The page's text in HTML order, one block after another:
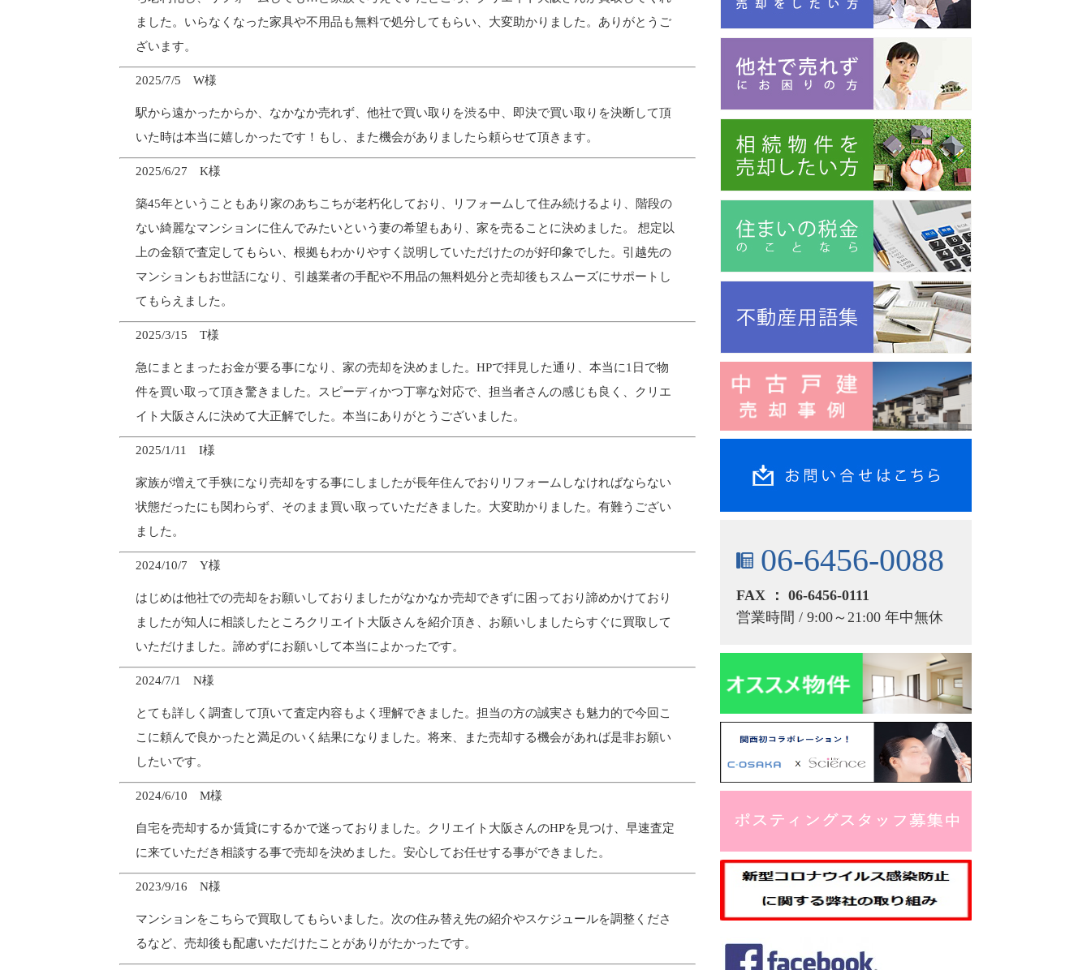
ました。いらなくなった家具や不用品も無料で処分してもらい、大変助かりました。ありがとうご
ざいます。
2025/7/5 W様
駅から遠かったからか、なかなか売れず、他社で買い取りを渋る中、即決で買い取りを決断して頂
いた時は本当に嬉しかったです！もし、また機会がありましたら頼らせて頂きます。
2025/6/27 K様
築45年ということもあり家のあちこちが老朽化しており、リフォームして住み続けるより、階段の
ない綺麗なマンションに住んでみたいという妻の希望もあり、家を売ることに決めました。 想定以
上の金額で査定してもらい、根拠もわかりやすく説明していただけたのが好印象でした。引越先の
マンションもお世話になり、引越業者の手配や不用品の無料処分と売却後もスムーズにサポートし
てもらえました。
2025/3/15 T様
急にまとまったお金が要る事になり、家の売却を決めました。HPで拝見した通り、本当に1日で物
件を買い取って頂き驚きました。スピーディかつ丁寧な対応で、担当者さんの感じも良く、クリエ
イト大阪さんに決めて大正解でした。本当にありがとうございました。
2025/1/11 I様
家族が増えて手狭になり売却をする事にしましたが長年住んでおりリフォームしなければならない
状態だったにも関わらず、そのまま買い取っていただきました。大変助かりました。有難うござい
ました。
2024/10/7 Y様
はじめは他社での売却をお願いしておりましたがなかなか売却できずに困っており諦めかけており
ましたが知人に相談したところクリエイト大阪さんを紹介頂き、お願いしましたらすぐに買取して
いただけました。諦めずにお願いして本当によかったです。
2024/7/1 N様
とても詳しく調査して頂いて査定内容もよく理解できました。担当の方の誠実さも魅力的で今回こ
こに頼んで良かったと満足のいく結果になりました。将来、また売却する機会があれば是非お願い
したいです。
2024/6/10 M様
自宅を売却するか賃貸にするかで迷っておりました。クリエイト大阪さんのHPを見つけ、早速査定
に来ていただき相談する事で売却を決めました。安心してお任せする事ができました。
2023/9/16 N様
マンションをこちらで買取してもらいました。次の住み替え先の紹介やスケジュールを調整くださ
るなど、売却後も配慮いただけたことがありがたかったです。
06-6456-0088
FAX ： 06-6456-0111
営業時間 / 9:00～21:00 年中無休